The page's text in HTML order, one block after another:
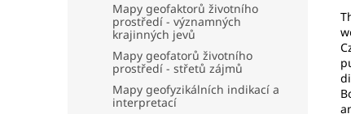
Mapy geofaktorů životního
prostředí - významných
krajinných jevů
Mapy geofatorů životního
prostředí - střetů zájmů
Mapy geofyzikálních indikací a
interpretací